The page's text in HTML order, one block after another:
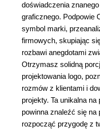
doświadczenia
graficznego. Podpowie
symbol marki,
firmowych, skupiając
rozbawi anegdotami
Otrzymasz solidną
projektowania logo,
rozmów z klientami i
projekty. Ta unikalna
powinna znaleźć się na
rozpocząć przygodę z